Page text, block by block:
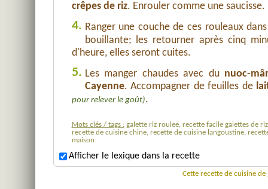
crêpes de riz. Enrouler comme une
4. Ranger une couche de ces rouleaux
bouillante; les retourner après cinq
d'heure, elles seront cuites.
5. Les manger chaudes avec du nuoc-
Cayenne. Accompagner de feuilles de
pour relever le goût).
Mots clés / tags : galette riz roulee, recette facile galettes de
recette de cuisine chine, recette de cuisine langoustine,
maison
Afficher le lexique dans la recette
Cette recette de cuisine